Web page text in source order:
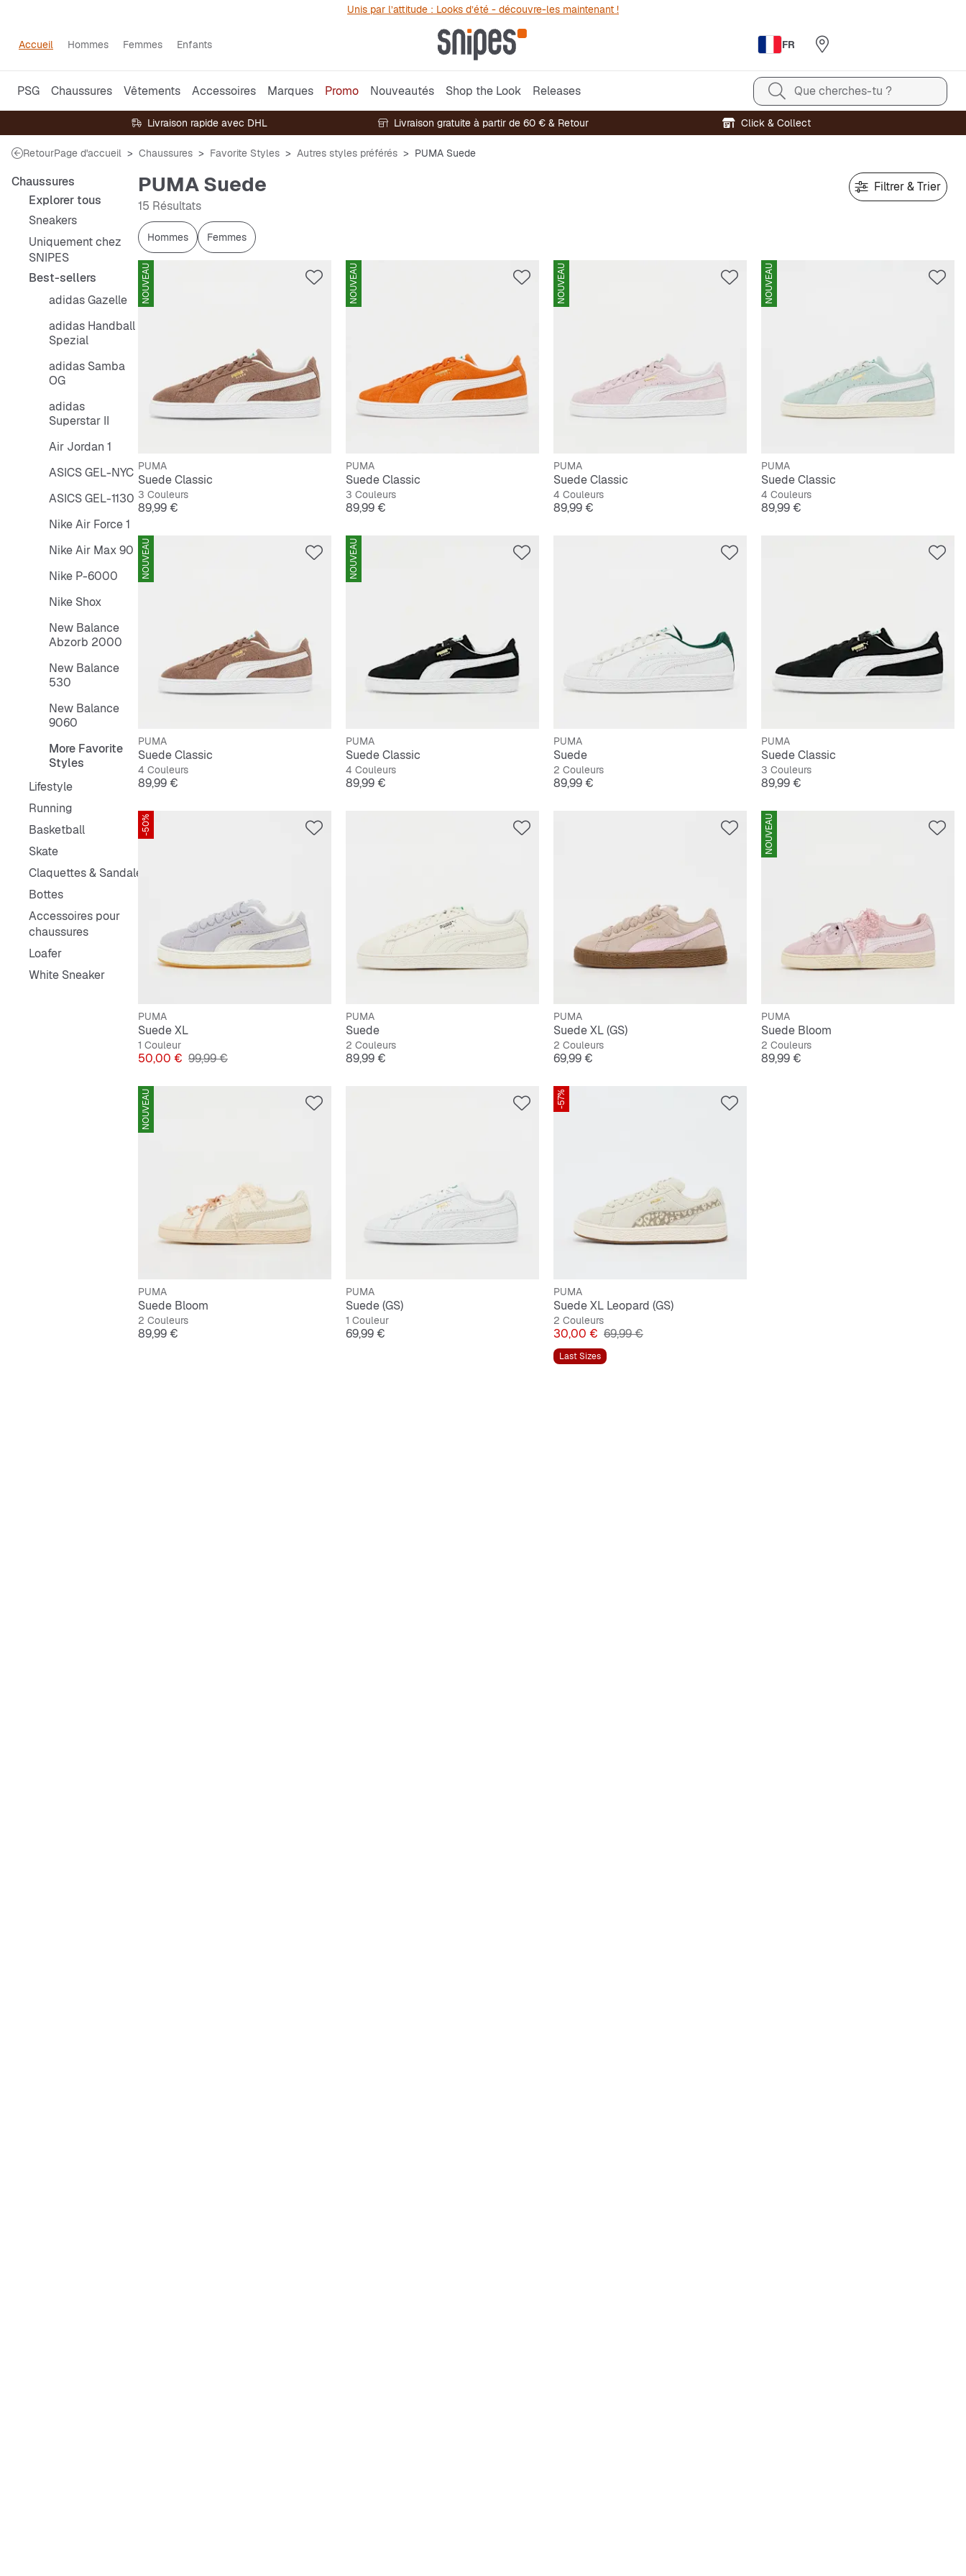
Unis par l’attitude : Looks d’été - découvre-les maintenant !
Accueil Hommes Femmes Enfants FR
PSG Chaussures Vêtements Accessoires Marques Promo Nouveautés Shop the Look Releases Que cherches-tu ?
Livraison rapide avec DHL Livraison gratuite à partir de 60 € & Retour Click & Collect
RetourPage d'accueil Chaussures Favorite Styles Autres styles préférés PUMA Suede
Chaussures
Explorer tous
Sneakers
Uniquement chez
SNIPES
Best-sellers
adidas Gazelle
adidas Handball
Spezial
adidas Samba
OG
adidas
Superstar II
Air Jordan 1
ASICS GEL-NYC
ASICS GEL-1130
Nike Air Force 1
Nike Air Max 90
Nike P-6000
Nike Shox
New Balance
Abzorb 2000
New Balance
530
New Balance
9060
More Favorite
Styles
Lifestyle
Running
Basketball
Skate
Claquettes & Sandales
Bottes
Accessoires pour
chaussures
Loafer
White Sneaker
PUMA Suede
15 Résultats
Filtrer & Trier
Hommes Femmes
NOUVEAU
PUMA
Suede Classic
3 Couleurs
Prix
89,99 €
NOUVEAU
PUMA
Suede Classic
3 Couleurs
Prix
89,99 €
NOUVEAU
PUMA
Suede Classic
4 Couleurs
Prix
89,99 €
NOUVEAU
PUMA
Suede Classic
4 Couleurs
Prix
89,99 €
NOUVEAU
PUMA
Suede Classic
4 Couleurs
Prix
89,99 €
NOUVEAU
PUMA
Suede Classic
4 Couleurs
Prix
89,99 €
PUMA
Suede
2 Couleurs
Prix
89,99 €
PUMA
Suede Classic
3 Couleurs
Prix
89,99 €
-50%
PUMA
Suede XL
1 Couleur
Prix
50,00 € Prix original
99,99 €
PUMA
Suede
2 Couleurs
Prix
89,99 €
PUMA
Suede XL (GS)
2 Couleurs
Prix
69,99 €
NOUVEAU
PUMA
Suede Bloom
2 Couleurs
Prix
89,99 €
NOUVEAU
PUMA
Suede Bloom
2 Couleurs
Prix
89,99 €
PUMA
Suede (GS)
1 Couleur
Prix
69,99 €
-57%
PUMA
Suede XL Leopard (GS)
2 Couleurs
Prix
30,00 € Prix original
69,99 €
Last Sizes